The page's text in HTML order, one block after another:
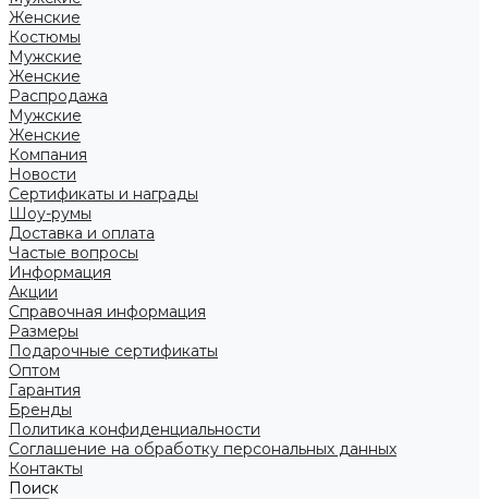
Женские
Костюмы
Мужские
Женские
Распродажа
Мужские
Женские
Компания
Новости
Сертификаты и награды
Шоу-румы
Доставка и оплата
Частые вопросы
Информация
Акции
Справочная информация
Размеры
Подарочные сертификаты
Оптом
Гарантия
Бренды
Политика конфиденциальности
Соглашение на обработку персональных данных
Контакты
Поиск